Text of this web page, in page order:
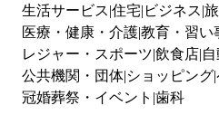
生活サービス 住宅 ビジネス
医療・健康・介護教育・習い
レジャー・スポーツ 飲食店
公共機関・団体 ショッピング
冠婚葬祭・イベント 歯科